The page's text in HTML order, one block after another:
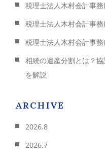
税理士法人木村会計事
税理士法人木村会計事
税理士法人木村会計事
相続の遺産分割とは？
を解説
ARCHIVE
2026.8
2026.7